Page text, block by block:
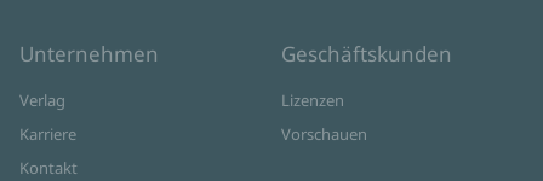
Unternehmen
Verlag
Karriere
Kontakt
Geschäftskunden
Lizenzen
Vorschauen